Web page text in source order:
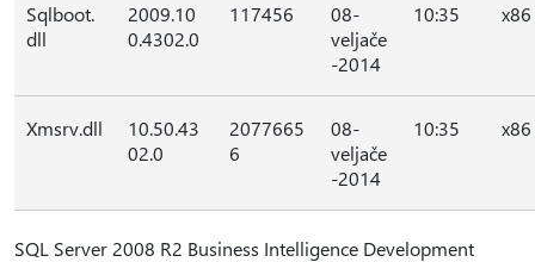
Sqlboot.
dll
2009.10
0.4302.0
117456
08-
veljače
-2014
10:35 x86
Xmsrv.dll
10.50.43
02.0
2077665
6
08-
veljače
-2014
10:35 x86
SQL Server 2008 R2 Business Intelligence Development